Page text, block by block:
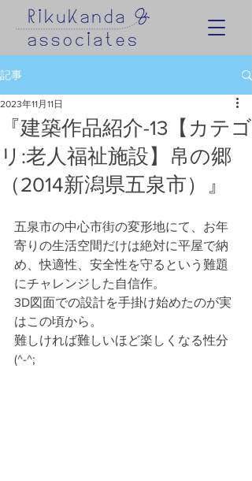
記事
『建築作品紹介-13【カテゴ
リ:老人福祉施設】帛の郷
（2014新潟県五泉市）』
2023年11月11日
五泉市の中心市街の変形地にて、お年
寄りの生活空間だけは絶対に平屋で納
め、快適性、安全性を守るという難題
にチャレンジした自信作。
3D図面での設計を手掛け始めたのが実
はこの頃から。
難しければ難しいほど楽しくなる性分
(^-^;